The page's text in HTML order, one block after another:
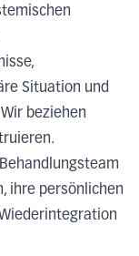
Situation und
beziehen
ihre persönlichen